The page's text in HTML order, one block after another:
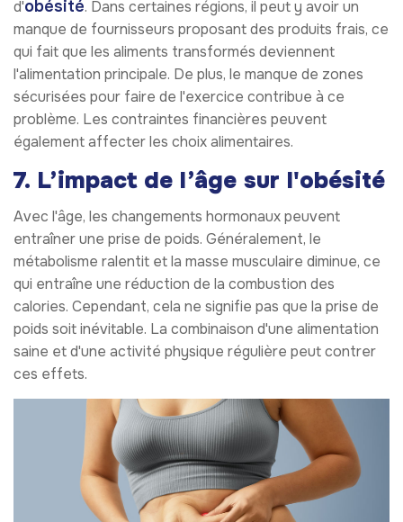
d'obésité. Dans certaines régions, il peut y avoir un
manque de fournisseurs proposant des produits frais, ce
qui fait que les aliments transformés deviennent
l'alimentation principale. De plus, le manque de zones
sécurisées pour faire de l'exercice contribue à ce
problème. Les contraintes financières peuvent
également affecter les choix alimentaires.
7. L’impact de l’âge sur l'obésité
Avec l'âge, les changements hormonaux peuvent
entraîner une prise de poids. Généralement, le
métabolisme ralentit et la masse musculaire diminue, ce
qui entraîne une réduction de la combustion des
calories. Cependant, cela ne signifie pas que la prise de
poids soit inévitable. La combinaison d'une alimentation
saine et d'une activité physique régulière peut contrer
ces effets.